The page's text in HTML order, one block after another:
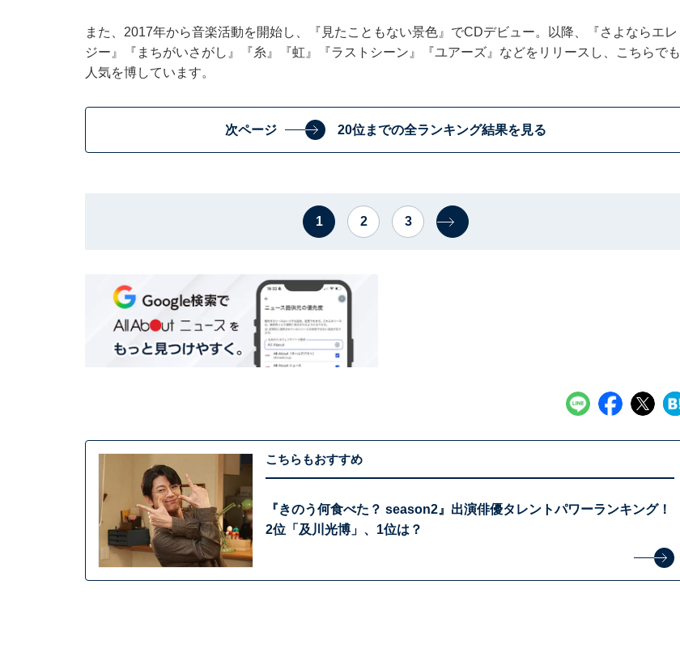
また、2017年から音楽活動を開始し、『見たこともない景色』でCDデビュー。以降、『さよならエレ
ジー』『まちがいさがし』『糸』『虹』『ラストシーン』『ユアーズ』などをリリースし、こちらでも
人気を博しています。
次ページ 20位までの全ランキング結果を見る
1 2 3
こちらもおすすめ
『きのう何食べた？ season2』出演俳優タレントパワーランキング！
2位「及川光博」、1位は？